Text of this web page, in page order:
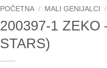
POČETNA / MALI GENIJALCI /
200397-1 ZEKO
STARS)